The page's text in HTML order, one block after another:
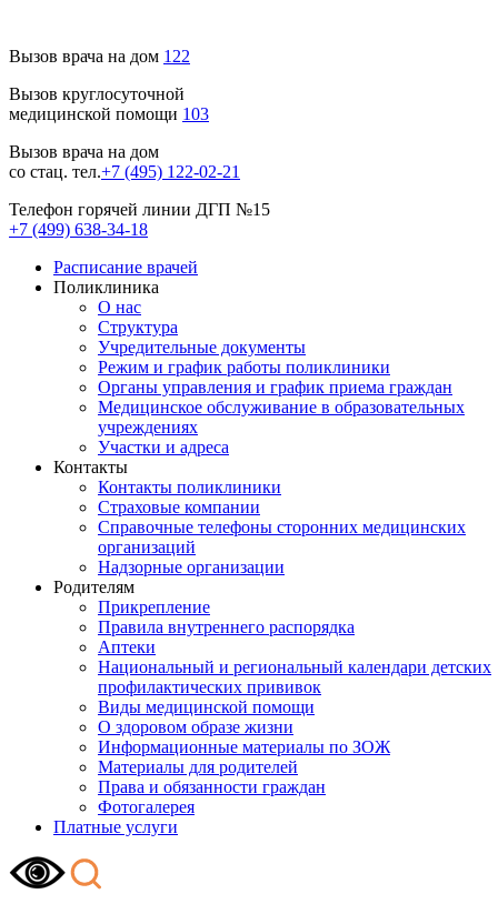
Вызов врача на дом 122
Вызов круглосуточной
медицинской помощи 103
Вызов врача на дом
со стац. тел.+7 (495) 122-02-21
Телефон горячей линии ДГП №15
+7 (499) 638-34-18
Расписание врачей
Поликлиника
О нас
Структура
Учредительные документы
Режим и график работы поликлиники
Органы управления и график приема граждан
Медицинское обслуживание в образовательных
учреждениях
Участки и адреса
Контакты
Контакты поликлиники
Страховые компании
Справочные телефоны сторонних медицинских
организаций
Надзорные организации
Родителям
Прикрепление
Правила внутреннего распорядка
Аптеки
Национальный и региональный календари детских
профилактических прививок
Виды медицинской помощи
О здоровом образе жизни
Информационные материалы по ЗОЖ
Материалы для родителей
Права и обязанности граждан
Фотогалерея
Платные услуги